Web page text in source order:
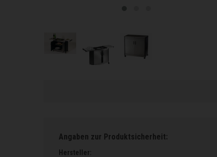
Angaben zur Produktsicherheit:
Hersteller: